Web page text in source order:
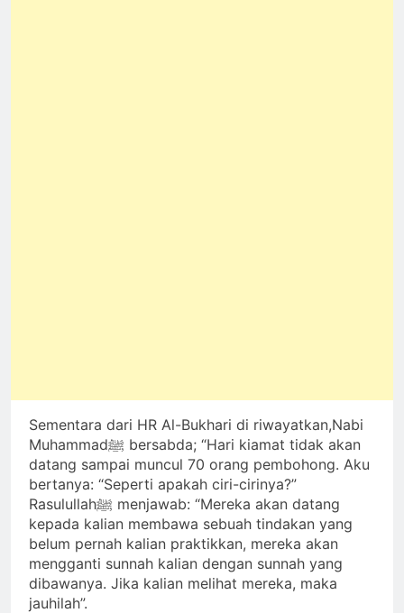
Sementara dari HR Al-Bukhari di riwayatkan,Nabi
Muhammadﷺ bersabda; “Hari kiamat tidak akan
datang sampai muncul 70 orang pembohong. Aku
bertanya: “Seperti apakah ciri-cirinya?”
Rasulullahﷺ menjawab: “Mereka akan datang
kepada kalian membawa sebuah tindakan yang
belum pernah kalian praktikkan, mereka akan
mengganti sunnah kalian dengan sunnah yang
dibawanya. Jika kalian melihat mereka, maka
jauhilah”.